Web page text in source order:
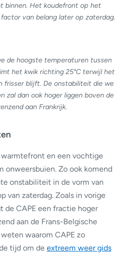
binnen. Het koudefront op het
van belang later op zaterdag.
de hoogste temperaturen tussen
het kwik richting 25°C terwijl het
frisser blijft. De onstabiliteit die we
zal dan ook hoger liggen boven de
aan Frankrijk.
en een vochtige
onweersbuien. Zo ook komend
onstabiliteit in de vorm van
van zaterdag. Zoals in vorige
de CAPE een fractie hoger
aan de Frans-Belgische
waarom CAPE zo
tijd om de extreem weer gids